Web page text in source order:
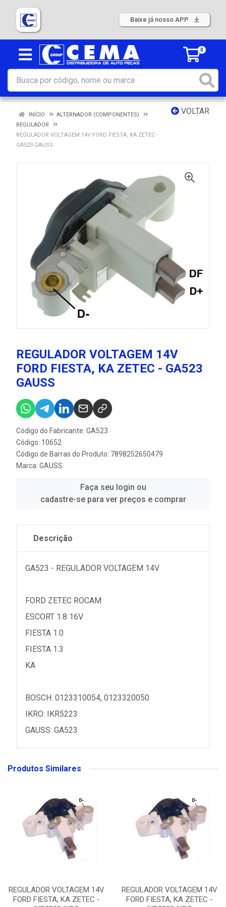
Baixe já nosso APP
0
VOLTAR
INÍCIO
ALTERNADOR (COMPONENTES)
REGULADOR
REGULADOR VOLTAGEM 14V FORD FIESTA, KA ZETEC -
GA523 GAUSS
REGULADOR VOLTAGEM 14V
FORD FIESTA, KA ZETEC - GA523
GAUSS
Código do Fabricante: GA523
Código: 10652
Código de Barras do Produto: 7898252650479
Marca: GAUSS
Faça seu login ou
cadastre-se para ver preços e comprar
Descrição
GA523 - REGULADOR VOLTAGEM 14V
FORD ZETEC ROCAM
ESCORT 1.8 16V
FIESTA 1.0
FIESTA 1.3
KA
BOSCH: 0123310054, 0123320050
IKRO: IKR5223
GAUSS: GA523
Produtos Similares
REGULADOR VOLTAGEM 14V
FORD FIESTA, KA ZETEC -
REGULADOR VOLTAGEM 14V
FORD FIESTA, KA ZETEC -